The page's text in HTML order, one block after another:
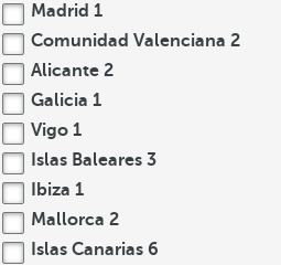
Madrid 1
Comunidad Valenciana 2
Alicante 2
Galicia 1
Vigo 1
Islas Baleares 3
Ibiza 1
Mallorca 2
Islas Canarias 6